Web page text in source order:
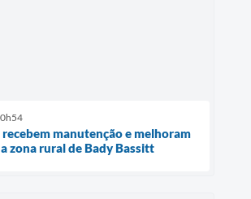
manutenção e melhoram
zona rural de Bady Bassitt